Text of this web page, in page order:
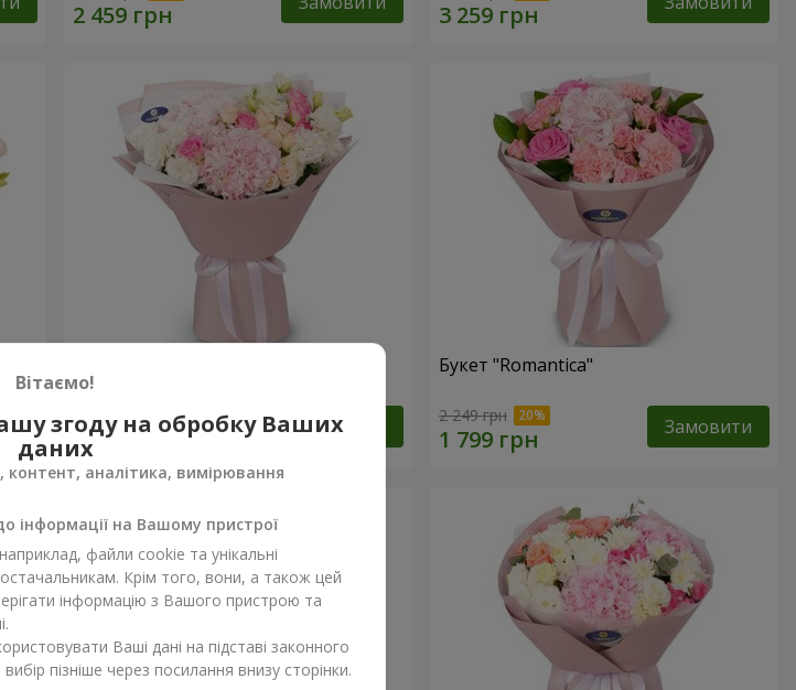
3 412 грн Замовити
Букет "Romantica"
2 249 грн Замовити
Вітаємо!
згоду на обробку Ваших
даних
контент, аналітика, вимірювання
інформації на Вашому пристрої
файли cookie та унікальні
Крім того, вони, а також цей
інформацію з Вашого пристрою та
Ваші дані на підставі законного
пізніше через посилання внизу сторінки.